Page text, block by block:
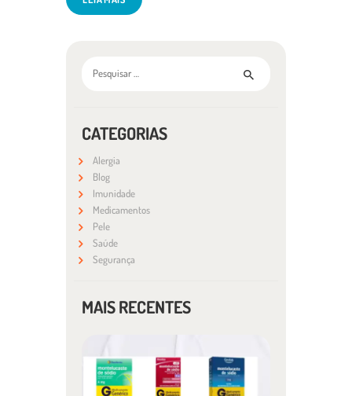
CATEGORIAS
Alergia
Blog
Imunidade
Medicamentos
Pele
Saúde
Segurança
MAIS RECENTES